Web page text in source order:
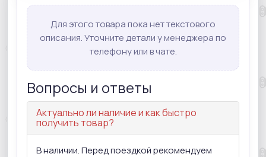
Для этого товара пока нет текстового
описания. Уточните детали у менеджера по
телефону или в чате.
Вопросы и ответы
Актуально ли наличие и как быстро
получить товар?
В наличии. Перед поездкой рекомендуем